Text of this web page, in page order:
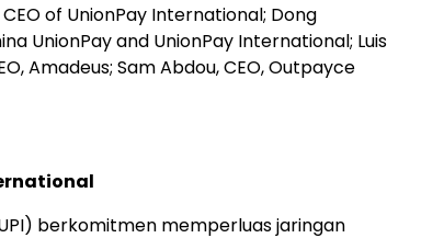
of UnionPay International; Dong
UnionPay and UnionPay International; Luis
Amadeus; Sam Abdou, CEO, Outpayce
berkomitmen memperluas jaringan